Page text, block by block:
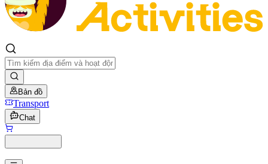
Bản đồ
Transport
Chat